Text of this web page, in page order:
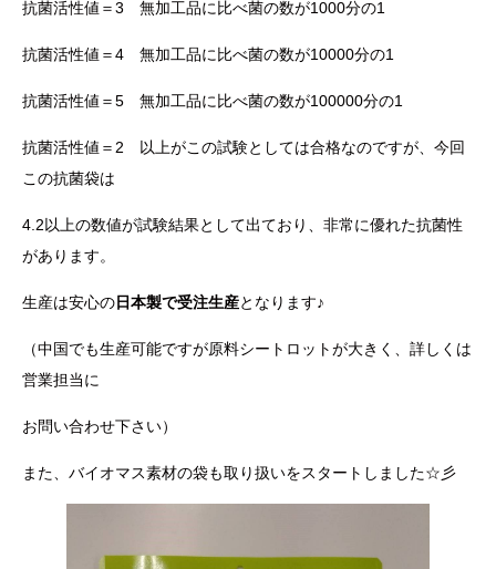
抗菌活性値＝3 無加工品に比べ菌の数が1000分の1
抗菌活性値＝4 無加工品に比べ菌の数が10000分の1
抗菌活性値＝5 無加工品に比べ菌の数が100000分の1
抗菌活性値＝2 以上がこの試験としては合格なのですが、今回
この抗菌袋は
4.2以上の数値が試験結果として出ており、非常に優れた抗菌性
があります。
生産は安心の日本製で受注生産となります♪
（中国でも生産可能ですが原料シートロットが大きく、詳しくは
営業担当に
お問い合わせ下さい）
また、バイオマス素材の袋も取り扱いをスタートしました☆彡